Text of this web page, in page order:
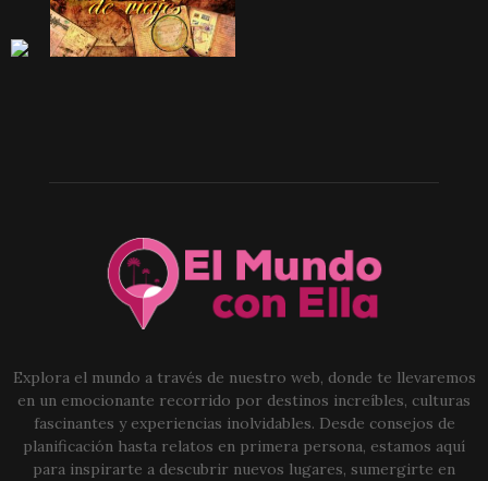
Explora el mundo a través de nuestro web, donde te llevaremos
en un emocionante recorrido por destinos increíbles, culturas
fascinantes y experiencias inolvidables. Desde consejos de
planificación hasta relatos en primera persona, estamos aquí
para inspirarte a descubrir nuevos lugares, sumergirte en